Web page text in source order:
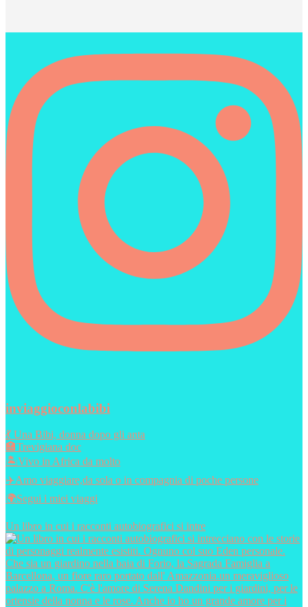
inviaggioconlabibi
💃 Una Bibi, donna dopo gli anta
🏣Trevigiana doc
🏝️Vivo in Africa da molto
✈️Amo viaggiare,da sola o in compagnia di poche persone
🌍Segui i miei viaggi
Un libro in cui i racconti autobiografici si intre